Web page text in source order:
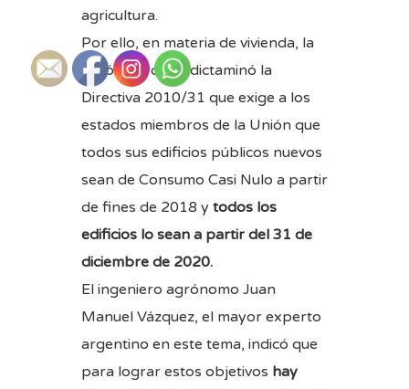
agricultura.
Por ello, en materia de vivienda, la
Unión Europea dictaminó la
Directiva 2010/31 que exige a los
estados miembros de la Unión que
todos sus edificios públicos nuevos
sean de Consumo Casi Nulo a partir
de fines de 2018 y todos los
edificios lo sean a partir del 31 de
diciembre de 2020.
El ingeniero agrónomo Juan
Manuel Vázquez, el mayor experto
argentino en este tema, indicó que
para lograr estos objetivos hay